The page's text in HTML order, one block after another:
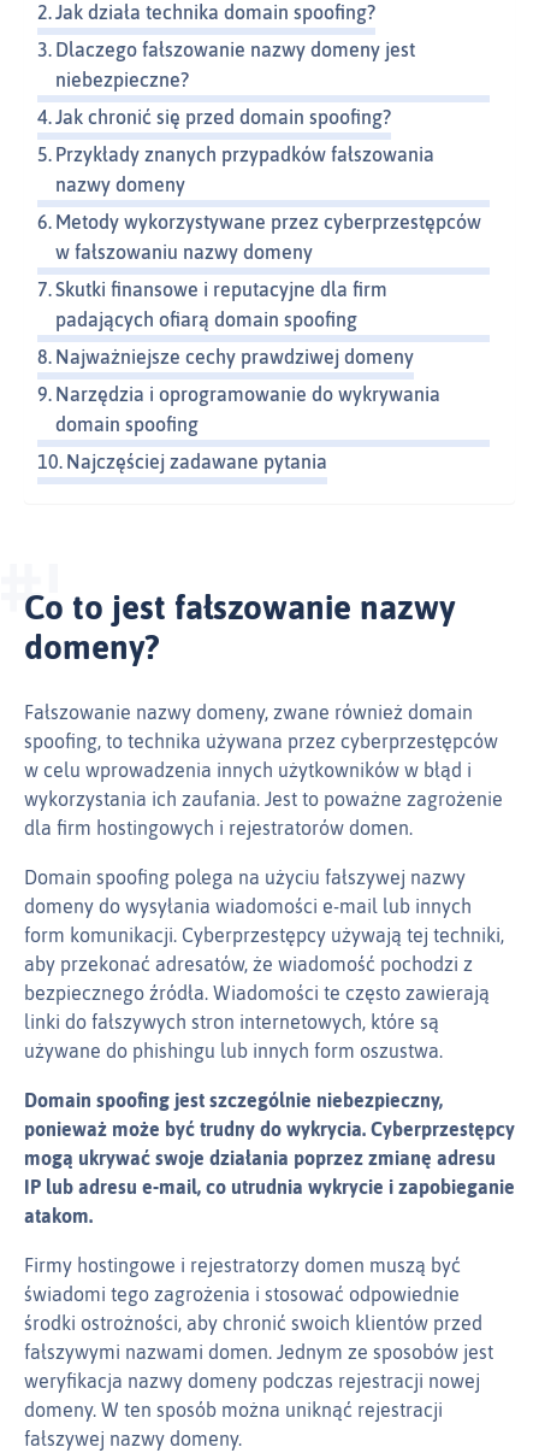
Jak działa technika domain spoofing?
Dlaczego fałszowanie nazwy domeny jest
niebezpieczne?
Jak chronić się przed domain spoofing?
Przykłady znanych przypadków fałszowania
nazwy domeny
Metody wykorzystywane przez cyberprzestępców
w fałszowaniu nazwy domeny
Skutki finansowe i reputacyjne dla firm
padających ofiarą domain spoofing
Najważniejsze cechy prawdziwej domeny
Narzędzia i oprogramowanie do wykrywania
domain spoofing
Najczęściej zadawane pytania
Co to jest fałszowanie nazwy
domeny?
Fałszowanie nazwy domeny, zwane również domain
spoofing, to technika używana przez cyberprzestępców
w celu wprowadzenia innych użytkowników w błąd i
wykorzystania ich zaufania. Jest to poważne zagrożenie
dla firm hostingowych i rejestratorów domen.
Domain spoofing polega na użyciu fałszywej nazwy
domeny do wysyłania wiadomości e‑mail lub innych
form komunikacji. Cyberprzestępcy używają tej techniki,
aby przekonać adresatów, że wiadomość pochodzi z
bezpiecznego źródła. Wiadomości te często zawierają
linki do fałszywych stron internetowych, które są
używane do phishingu lub innych form oszustwa.
Domain spoofing jest szczególnie niebezpieczny,
ponieważ może być trudny do wykrycia. Cyberprzestępcy
mogą ukrywać swoje działania poprzez zmianę adresu
IP lub adresu e‑mail, co utrudnia wykrycie i zapobieganie
atakom.
Firmy hostingowe i rejestratorzy domen muszą być
świadomi tego zagrożenia i stosować odpowiednie
środki ostrożności, aby chronić swoich klientów przed
fałszywymi nazwami domen. Jednym ze sposobów jest
weryfikacja nazwy domeny podczas rejestracji nowej
domeny. W ten sposób można uniknąć rejestracji
fałszywej nazwy domeny.